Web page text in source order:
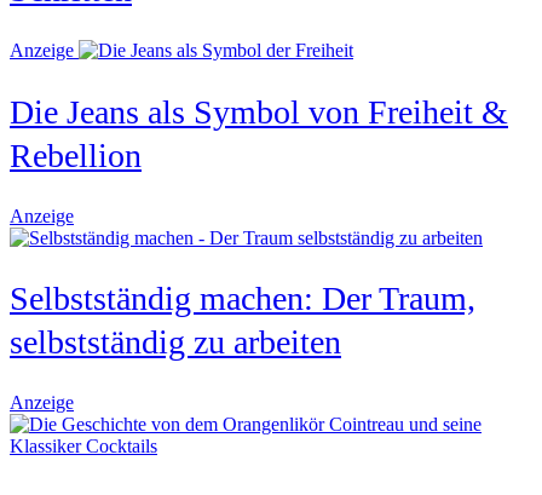
Anzeige
Die Jeans als Symbol von Freiheit &
Rebellion
Anzeige
Selbstständig machen: Der Traum,
selbstständig zu arbeiten
Anzeige